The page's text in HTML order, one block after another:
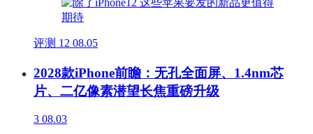
评测 12 08.05
2028款iPhone前瞻：无孔全面屏、1.4nm芯
片、二亿像素潜望长焦重磅升级
3 08.03